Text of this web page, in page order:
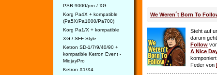
PSR 9000/pro / XG
Korg Pa4X + kompatible
(Pa5X/Pa1000/Pa700)
Korg Pa1/X + kompatible
XG / SFF Style
Ketron SD-1/7/9/40/90 +
kompatible Ketron Event -
MidjayPro
Ketron X1/X4
We Weren´t Born To
Steht auf
darum
Follow
A Nice
Feder von